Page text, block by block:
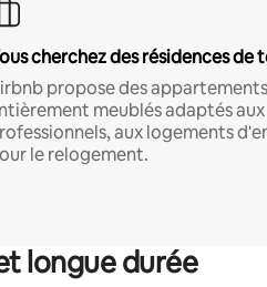
cherchez des résidences de
propose des appartements
meublés adaptés aux
aux logements
le relogement.
longue durée